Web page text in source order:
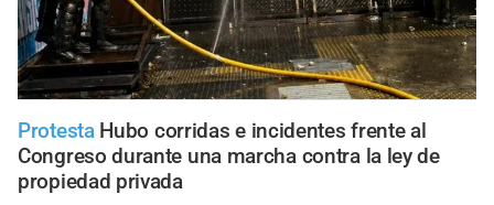
Protesta Hubo corridas e incidentes frente al
Congreso durante una marcha contra la ley de
propiedad privada